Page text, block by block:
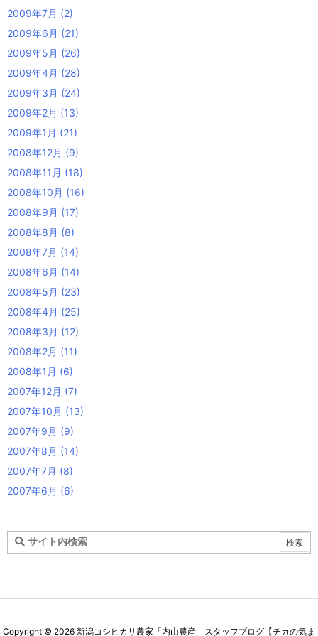
2009年7月 (2)
2009年6月 (21)
2009年5月 (26)
2009年4月 (28)
2009年3月 (24)
2009年2月 (13)
2009年1月 (21)
2008年12月 (9)
2008年11月 (18)
2008年10月 (16)
2008年9月 (17)
2008年8月 (8)
2008年7月 (14)
2008年6月 (14)
2008年5月 (23)
2008年4月 (25)
2008年3月 (12)
2008年2月 (11)
2008年1月 (6)
2007年12月 (7)
2007年10月 (13)
2007年9月 (9)
2007年8月 (14)
2007年7月 (8)
2007年6月 (6)
Copyright © 2026 新潟コシヒカリ農家「内山農産」スタッフブログ【チカの気ま